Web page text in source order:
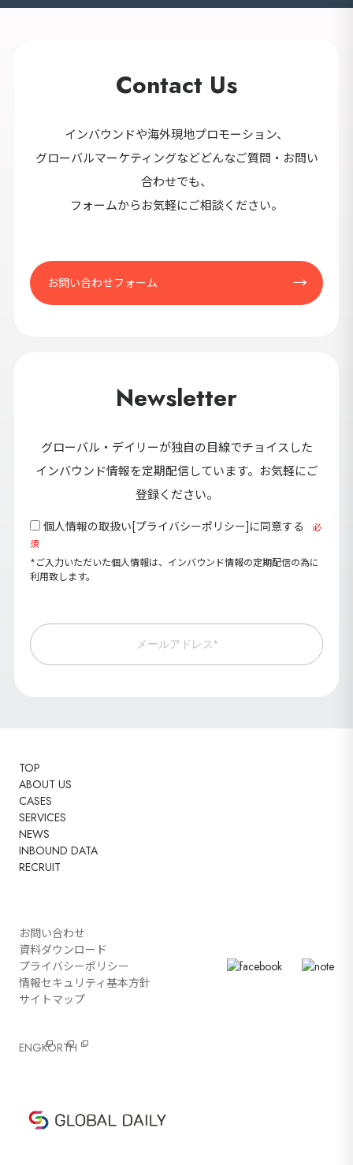
9カ国発！厳
Contact Us
インバウンドや海外現地プロモーション、
グローバルマーケティングなどどんなご質問・お問い
合わせでも、
フォームからお気軽にご相談ください。
お問い合わせフォーム
Newsletter
グローバル・デイリーが独自の目線でチョイスした
インバウンド情報を定期配信しています。お気軽にご
登録ください。
個人情報の取扱い[プライバシーポリシー]に同意する
必
須
*ご入力いただいた個人情報は、インバウンド情報の定期配信の為に
利用致します。
メールアドレス*
TOP
ABOUT US
CASES
SERVICES
NEWS
INBOUND DATA
RECRUIT
お問い合わせ
資料ダウンロード
プライバシーポリシー
情報セキュリティ基本方針
サイトマップ
ENGKORTH